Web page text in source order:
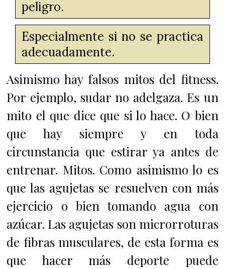
peligro.
Especialmente si no se practica
adecuadamente.
Asimismo hay falsos mitos del fitness.
Por ejemplo, sudar no adelgaza. Es un
mito el que dice que si lo hace. O bien
que hay siempre y en toda
circunstancia que estirar ya antes de
entrenar. Mitos. Como asimismo lo es
que las agujetas se resuelven con más
ejercicio o bien tomando agua con
azúcar. Las agujetas son microrroturas
de fibras musculares, de esta forma es
que hacer más deporte puede